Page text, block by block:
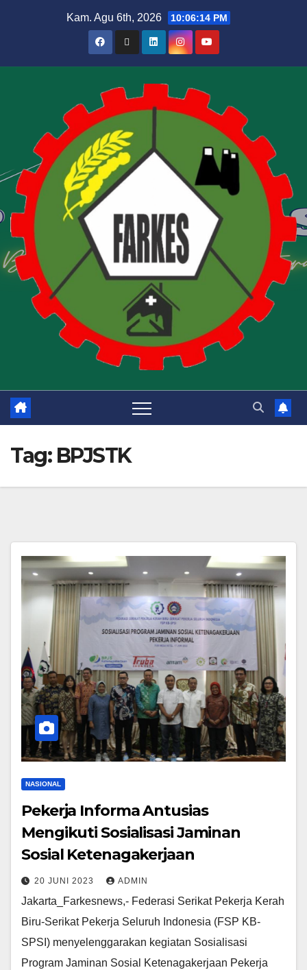
Kam. Agu 6th, 2026 10:06:15 PM
Tag: BPJSTK
NASIONAL
Pekerja Informa Antusias
Mengikuti Sosialisasi Jaminan
Sosial Ketenagakerjaan
20 JUNI 2023 ADMIN
Jakarta_Farkesnews,- Federasi Serikat Pekerja Kerah
Biru-Serikat Pekerja Seluruh Indonesia (FSP KB-
SPSI) menyelenggarakan kegiatan Sosialisasi
Program Jaminan Sosial Ketenagakerjaan Pekerja